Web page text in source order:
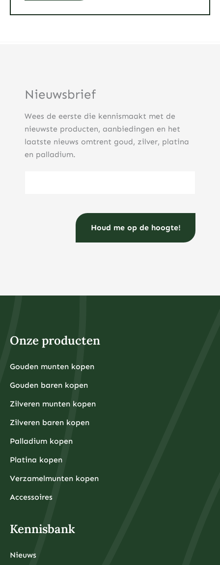
Nieuwsbrief
Wees de eerste die kennismaakt met de
nieuwste producten, aanbiedingen en het
laatste nieuws omtrent goud, zilver, platina
en palladium.
Onze producten
Gouden munten kopen
Gouden baren kopen
Zilveren munten kopen
Zilveren baren kopen
Palladium kopen
Platina kopen
Verzamelmunten kopen
Accessoires
Kennisbank
Nieuws